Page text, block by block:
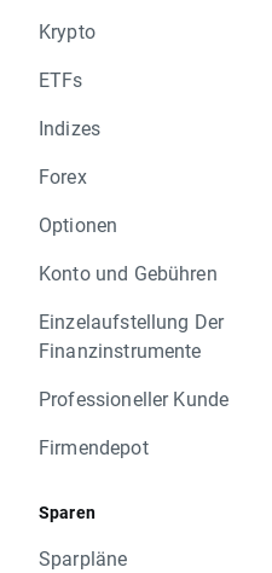
Krypto
ETFs
Indizes
Forex
Optionen
Konto und Gebühren
Einzelaufstellung Der
Finanzinstrumente
Professioneller Kunde
Firmendepot
Sparen
Sparpläne